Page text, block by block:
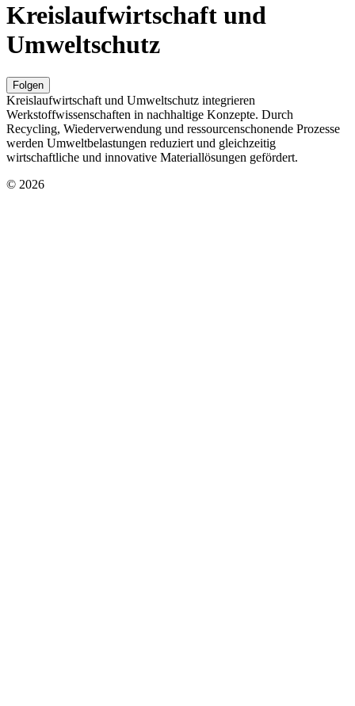
Kreislaufwirtschaft und
Umweltschutz
Folgen
Kreislaufwirtschaft und Umweltschutz integrieren
Werkstoffwissenschaften in nachhaltige Konzepte. Durch
Recycling, Wiederverwendung und ressourcenschonende Prozesse
werden Umweltbelastungen reduziert und gleichzeitig
wirtschaftliche und innovative Materiallösungen gefördert.
© 2026